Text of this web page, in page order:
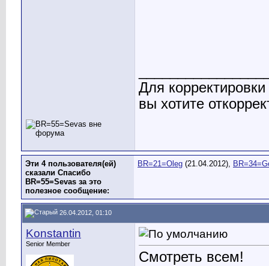
Для
вы хотите
Эти 4 пользователя(ей)
сказали Спасибо
BR=55=Sevas за это
полезное сообщение:
BR=21=Oleg (21.04.2012),
26.04.2012, 01:10
Konstantin
Senior Member
Смотреть всем!